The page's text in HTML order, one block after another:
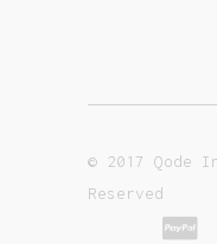
© 2017 Qode
Reserved